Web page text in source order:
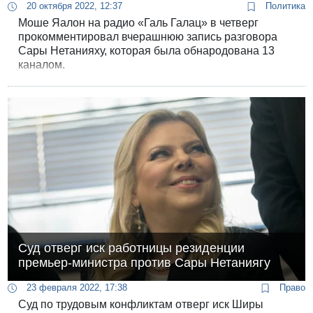
20 октября 2022, 12:37 Политика
Моше Яалон на радио «Галь Галац» в четверг
прокомментировал вчерашнюю запись разговора
Сары Нетанияху, которая была обнародована 13
каналом.
Суд отверг иск работницы резиденции
премьер-министра против Сары Нетаниягу
23 февраля 2022, 17:38 Право
Суд по трудовым конфликтам отверг иск Ширы